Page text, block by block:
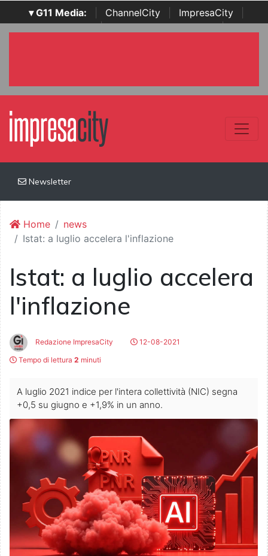
▾ G11 Media: ChannelCity ImpresaCity
SecurityOpenLab | Italian Channel Awards | Italian
Newsletter
Home
news
Istat: a luglio accelera l'inflazione
Istat: a luglio accelera
l'inflazione
Redazione ImpresaCity
12-08-2021
Tempo di lettura 2 minuti
A luglio 2021 indice per l'intera collettività (NIC) segna
+0,5 su giugno e +1,9% in un anno.